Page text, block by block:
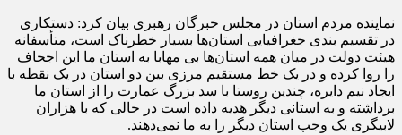
نماینده مردم استان در مجلس خبرگان رهبری بیان کرد: دستکاری
در تقسیم بندی جغرافیایی استان‌ها بسیار خطرناک است، متأسفانه
هیئت دولت در میان همه استان‌ها بی مهابا به استان ما این اجحاف
را روا کرده و در یک خط مستقیم مرزی بین دو استان در یک نقطه با
ایجاد نیم دایره، چندین روستا با سد بزرگ عمارت را از استان ما
برداشته و به استانی دیگر هدیه داده است در حالی که با هزاران
لابیگری یک وجب استان دیگر را به ما نمی‌دهند.